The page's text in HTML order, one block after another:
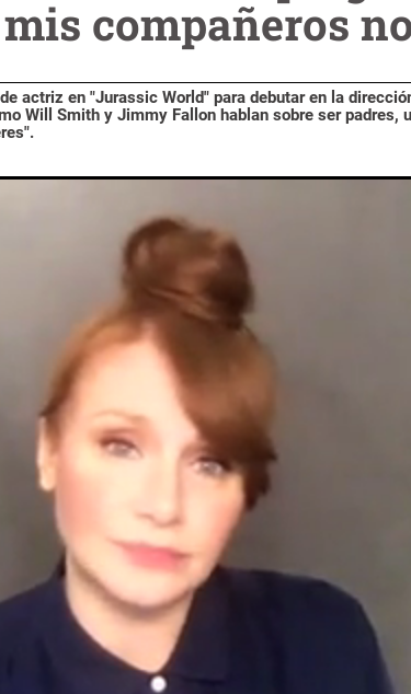
compañeros
actriz en "Jurassic World" para debutar en la
Will Smith y Jimmy Fallon hablan sobre ser padres,